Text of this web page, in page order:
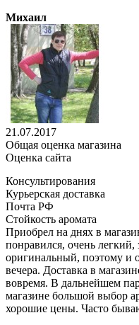
Михаил
21.07.2017
Общая оценка магазина
Оценка сайта
Консультирования
Курьерская доставка
Почта РФ
Стойкость аромата
Приобрел на днях в
понравился, очень
оригинальный, поэтому и
вечера. Доставка в
вовремя. В дальнейшем
магазине большой выбор
хорошие цены. Часто